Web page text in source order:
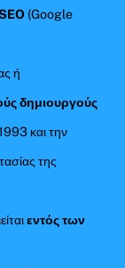
(Google
ή
δημιουργούς
και την
της
εντός των